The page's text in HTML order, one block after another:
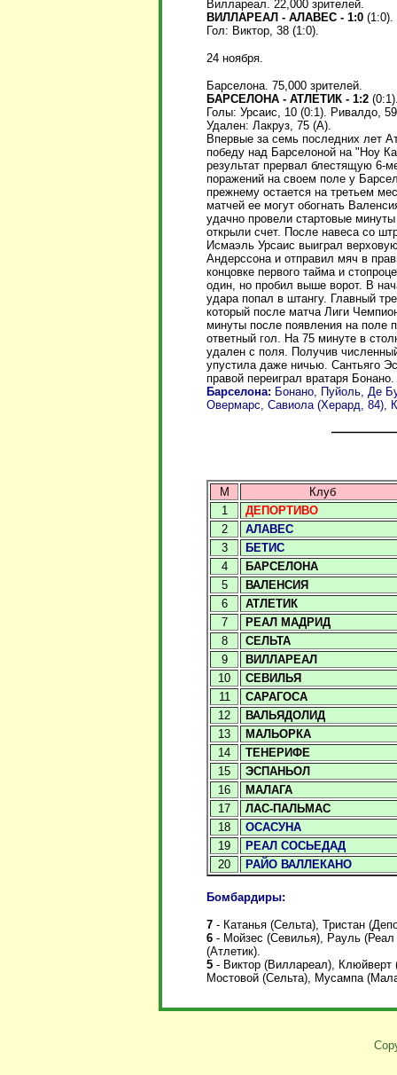
Виллареал. 22,000 зрителей.
ВИЛЛАРЕАЛ - АЛАВЕС - 1:0 (1:0).
Гол: Виктор, 38 (1:0).
24 ноября.
Барселона. 75,000 зрителей.
БАРСЕЛОНА - АТЛЕТИК - 1:2
Голы: Урсаис, 10 (0:1). Ривалдо,
Удален: Лакруз, 75 (А).
Впервые за семь последних лет
победу над Барселоной на "Ноу
результат прервал блестящую 6-
поражений на своем поле у
прежнему остается на третьем
матчей ее могут обогнать
удачно провели стартовые
открыли счет. После навеса со
Исмаэль Урсаис выиграл
Андерссона и отправил мяч в
концовке первого тайма и
один, но пробил выше ворот. В
удара попал в штангу. Главный
который после матча Лиги
минуты после появления на поле
ответный гол. На 75 минуте в
удален с поля. Получив
упустила даже ничью. Сантьяго
правой переиграл вратаря Бонано.
Барселона: Бонано, Пуйоль, Де
Овермарс, Савиола (Херард, 84),
М
Клуб
1
ДЕПОРТИВО
2
АЛАВЕС
3
БЕТИС
4
БАРСЕЛОНА
5
ВАЛЕНСИЯ
6
АТЛЕТИК
7
РЕАЛ МАДРИД
8
СЕЛЬТА
9
ВИЛЛАРЕАЛ
10
СЕВИЛЬЯ
11
САРАГОСА
12
ВАЛЬЯДОЛИД
13
МАЛЬОРКА
14
ТЕНЕРИФЕ
15
ЭСПАНЬОЛ
16
МАЛАГА
17
ЛАС-ПАЛЬМАС
18
ОСАСУНА
19
РЕАЛ СОСЬЕДАД
20
РАЙО ВАЛЛЕКАНО
Бомбардиры:
7 - Катанья (Сельта), Тристан
6 - Мойзес (Севилья), Рауль
(Атлетик).
5 - Виктор (Виллареал),
Мостовой (Сельта), Мусампа